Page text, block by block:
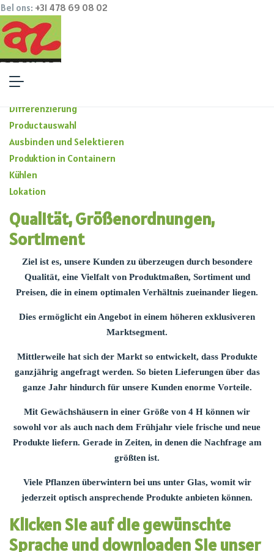
Bel ons: +31 478 69 08 02
Differenzierung
Productauswahl
Ausbinden und Selektieren
Produktion in Containern
Kühlen
Lokation
Qualität, Größenordnungen,
Sortiment
Ziel ist es, unsere Kunden zu überzeugen durch besondere
Qualität, eine Vielfalt von Produktmaßen, Sortiment und
Preisen, die in einem optimalen Verhältnis zueinander liegen.
Dies ermöglicht ein Angebot in einem höheren exklusiveren
Marktsegment.
Mittlerweile hat sich der Markt so entwickelt, dass Produkte
ganzjährig angefragt werden. So bieten Lieferungen über das
ganze Jahr hindurch für unsere Kunden enorme Vorteile.
Mit Gewächshäusern in einer Größe von 4 H können wir
sowohl vor als auch nach dem Frühjahr viele frische und neue
Produkte liefern. Gerade in Zeiten, in denen die Nachfrage am
größten ist.
Viele Pflanzen überwintern bei uns unter Glas, womit wir
jederzeit optisch ansprechende Produkte anbieten können.
Klicken Sie auf die gewünschte
Sprache und downloaden Sie unser